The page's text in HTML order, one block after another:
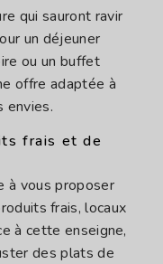
qui sauront ravir
un déjeuner
ou un buffet
offre adaptée à
envies.
frais et de
à vous proposer
frais, locaux
à cette enseigne,
des plats de